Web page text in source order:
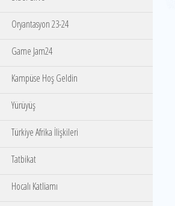
Oryantasyon 23-24
Game Jam24
Kampüse Hoş Geldin
Yürüyüş
Türkiye Afrika İlişkileri
Tatbikat
Hocalı Katliamı